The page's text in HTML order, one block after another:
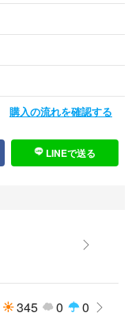
購入の流れを確認する
LINEで送る
345 0 0